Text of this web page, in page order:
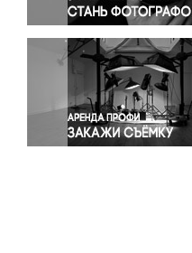
Религия
Светская жизнь
Спорт
Экология
Экономика и бизнес